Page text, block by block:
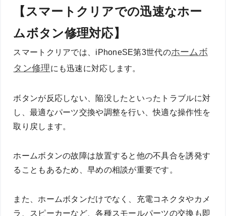
【スマートクリアでの迅速なホー
ムボタン修理対応】
スマートクリアでは、iPhoneSE第3世代のホームボ
タン修理にも迅速に対応します。
ボタンが反応しない、陥没したといったトラブルに対
し、最適なパーツ交換や調整を行い、快適な操作性を
取り戻します。
ホームボタンの故障は放置すると他の不具合を誘発す
ることもあるため、早めの相談が重要です。
また、ホームボタンだけでなく、充電コネクタやカメ
ラ、スピーカーなど、各種スモールパーツの交換も即